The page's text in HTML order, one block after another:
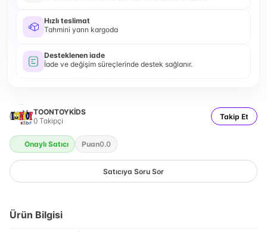
Hızlı teslimat
Tahmini yarın kargoda
Desteklenen iade
İade ve değişim süreçlerinde destek sağlanır.
TOONTOYKİDS
0 Takipçi Takip Et
Onaylı Satıcı Puan0.0
Satıcıya Soru Sor
Ürün Bilgisi